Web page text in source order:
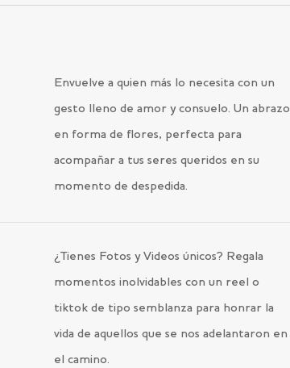
Envuelve a quien más lo necesita con un
gesto lleno de amor y consuelo. Un abrazo
en forma de flores, perfecta para
acompañar a tus seres queridos en su
momento de despedida.
¿Tienes Fotos y Videos únicos? Regala
momentos inolvidables con un reel o
tiktok de tipo semblanza para honrar la
vida de aquellos que se nos adelantaron en
el camino.